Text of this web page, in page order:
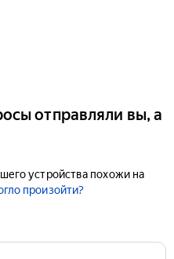
отправляли вы, а
устройства похожи на
произойти?